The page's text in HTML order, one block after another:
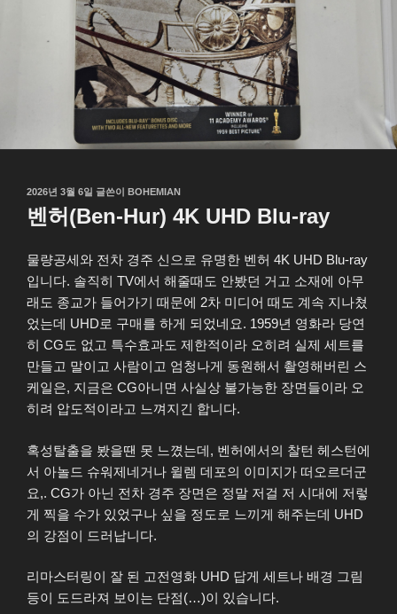
작
성
일
2026년 3월 6일 글쓴이 BOHEMIAN
벤허(Ben-Hur) 4K UHD Blu-ray
물량공세와 전차 경주 신으로 유명한 벤허 4K UHD Blu-ray
입니다. 솔직히 TV에서 해줄때도 안봤던 거고 소재에 아무
래도 종교가 들어가기 때문에 2차 미디어 때도 계속 지나쳤
었는데 UHD로 구매를 하게 되었네요. 1959년 영화라 당연
히 CG도 없고 특수효과도 제한적이라 오히려 실제 세트를
만들고 말이고 사람이고 엄청나게 동원해서 촬영해버린 스
케일은, 지금은 CG아니면 사실상 불가능한 장면들이라 오
히려 압도적이라고 느껴지긴 합니다.
혹성탈출을 봤을땐 못 느꼈는데, 벤허에서의 찰턴 헤스턴에
서 아놀드 슈워제네거나 윌렘 데포의 이미지가 떠오르더군
요,. CG가 아닌 전차 경주 장면은 정말 저걸 저 시대에 저렇
게 찍을 수가 있었구나 싶을 정도로 느끼게 해주는데 UHD
의 강점이 드러납니다.
리마스터링이 잘 된 고전영화 UHD 답게 세트나 배경 그림
등이 도드라져 보이는 단점(…)이 있습니다.